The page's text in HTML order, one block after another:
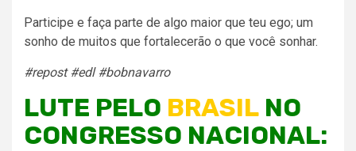
Participe e faça parte de algo maior que teu ego; um
sonho de muitos que fortalecerão o que você sonhar.
#repost #edl #bobnavarro
LUTE PELO BRASIL NO
CONGRESSO NACIONAL: